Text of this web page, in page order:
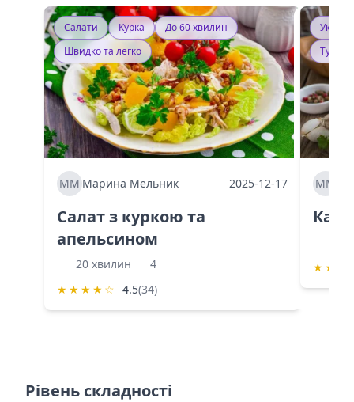
Салати Курка
До 60 хвилин
Швидко та легко
ММ Марина Мельник 2025-12-17
Салат з куркою та
апельсином
20 хвилин
4
★ ★ ★ ★ ☆ 4.5(34)
ММ
★ ★
Рівень складності